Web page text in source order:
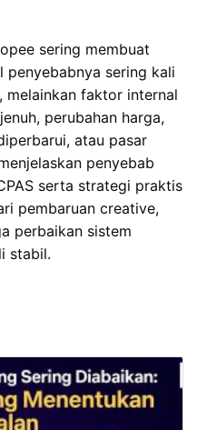
sering membuat
penyebabnya sering kali
melainkan faktor internal
perubahan harga,
atau pasar
penyebab
serta strategi praktis
pembaruan creative,
perbaikan sistem
stabil.